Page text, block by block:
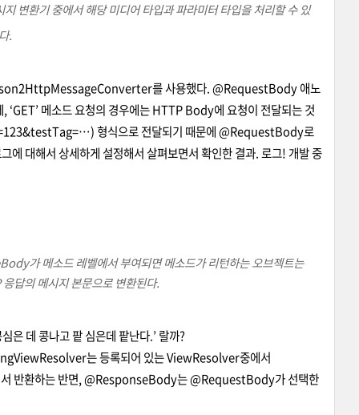
지 변환기 중에서 해당 미디어 타입과 파라미터 타입을 처리할 수 있
.
를 사용했다. @RequestBody 애노
메소드 요청의 경우에는 HTTP Body에 요청이 전달되는 것
…) 형식으로 전달되기 때문에 @RequestBody로
에 대해서 상세하게 설정해서 살펴보면서 확인한 결과. 로그! 개발 중
가 메소드 레벨에서 부여되면 메소드가 리턴하는 오브젝트는
답의 메시지 본문으로 변환된다.
은 데 콩나고 팥 심은데 팥난다.’ 랄까?
는 등록되어 있는 ViewResolver중에서
서 반환하는 반면, @ResponseBody는 @RequestBody가 선택한